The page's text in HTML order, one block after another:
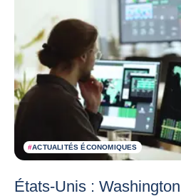
#ACTUALITÉS ÉCONOMIQUES
États-Unis :